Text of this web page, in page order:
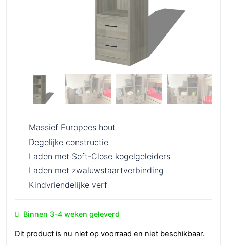
Massief Europees hout
Degelijke constructie
Laden met Soft-Close kogelgeleiders
Laden met zwaluwstaartverbinding
Kindvriendelijke verf
Binnen 3-4 weken geleverd
Dit product is nu niet op voorraad en niet beschikbaar.